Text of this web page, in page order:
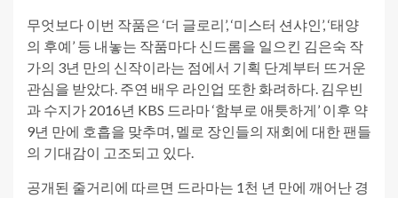
무엇보다 이번 작품은 ‘더 글로리’, ‘미스터 션샤인’, ‘태양
의 후예’ 등 내놓는 작품마다 신드롬을 일으킨 김은숙 작
가의 3년 만의 신작이라는 점에서 기획 단계부터 뜨거운
관심을 받았다. 주연 배우 라인업 또한 화려하다. 김우빈
과 수지가 2016년 KBS 드라마 ‘함부로 애틋하게’ 이후 약
9년 만에 호흡을 맞추며, 멜로 장인들의 재회에 대한 팬들
의 기대감이 고조되고 있다.
공개된 줄거리에 따르면 드라마는 1천 년 만에 깨어난 경